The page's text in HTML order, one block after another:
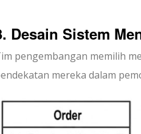
Desain Sistem
pengembangan memilih
mereka dalam